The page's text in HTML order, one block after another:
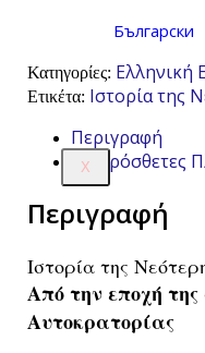
Български
X
Κατηγορίες: Ελληνική
Ετικέτα: Ιστορία της
Περιγραφή
Επιπρόσθετες
Περιγραφή
Ιστορία της
Από την εποχή
Αυτοκρατορίας